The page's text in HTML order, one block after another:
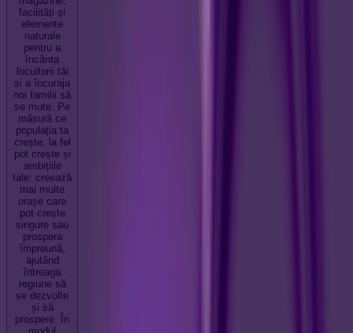
facilități și
elemente
naturale
pentru a
încânta
locuitorii tăi
și a încuraja
noi familii să
se mute. Pe
măsură ce
populația ta
crește, la fel
pot crește și
ambițiile
tale: creează
mai multe
orașe care
pot crește
singure sau
prospera
împreună,
ajutând
întreaga
regiune să
se dezvolte
și să
prospere. În